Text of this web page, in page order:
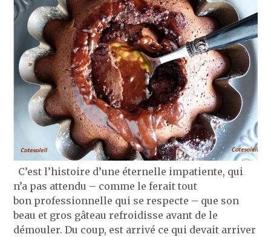
C’est l’histoire d’une éternelle impatiente, qui
n’a pas attendu – comme le ferait tout
bon professionnelle qui se respecte – que son
beau et gros gâteau refroidisse avant de le
démouler. Du coup, est arrivé ce qui devait arriver